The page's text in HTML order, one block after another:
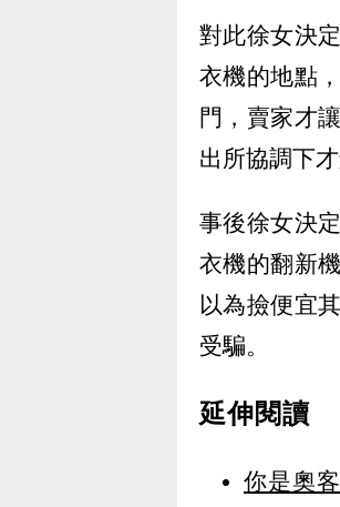
對此徐女決
衣機的地點
門，賣家才
出所協調下才
事後徐女決
衣機的翻新
以為撿便宜
受騙。
延伸閱讀
你是奧